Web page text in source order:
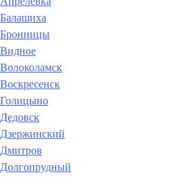
Балашиха
Бронницы
Видное
Волоколамск
Воскресенск
Голицыно
Дедовск
Дзержинский
Дмитров
Долгопрудный